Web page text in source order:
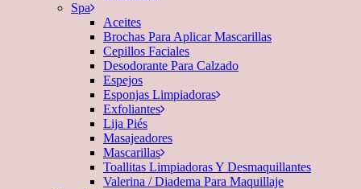
Spa
Aceites
Brochas Para Aplicar Mascarillas
Cepillos Faciales
Desodorante Para Calzado
Espejos
Esponjas Limpiadoras
Exfoliantes
Lija Piés
Masajeadores
Mascarillas
Toallitas Limpiadoras Y Desmaquillantes
Valerina / Diadema Para Maquillaje